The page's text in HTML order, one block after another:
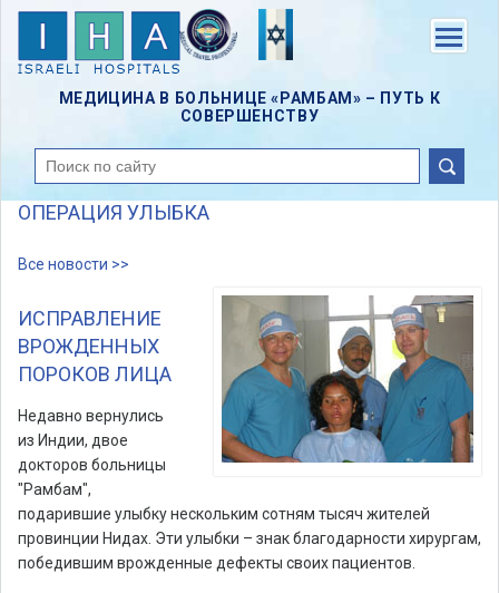
Skip
content
МЕДИЦИНА В БОЛЬНИЦЕ «РАМБАМ» – ПУТЬ К
СОВЕРШЕНСТВУ
поиск
ОПЕРАЦИЯ УЛЫБКА
Все новости >>
ИСПРАВЛЕНИЕ
ВРОЖДЕННЫХ
ПОРОКОВ ЛИЦА
Недавно вернулись
из Индии, двое
докторов больницы
"Рамбам",
подарившие улыбку нескольким сотням тысяч жителей
провинции Нидах. Эти улыбки – знак благодарности хирургам,
победившим врожденные дефекты своих пациентов.